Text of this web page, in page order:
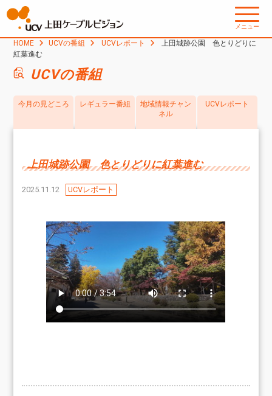
メニュー
HOME UCVの番組 UCVレポート
上田城跡公園 色とりどりに
紅葉進む
UCVの番組
今月の見どころ レギュラー番組
地域情報チャン
ネル
UCVレポート
上田城跡公園 色とりどりに紅葉進む
2025.11.12 UCVレポート